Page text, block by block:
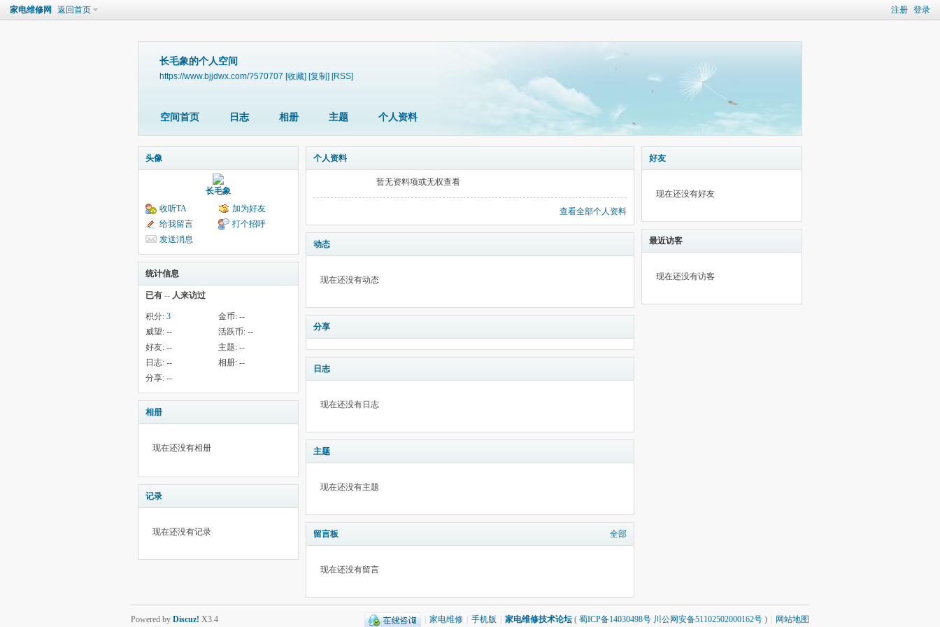
注册 登录
家电维修网 返回首页
长毛象的个人空间
https://www.bjjdwx.com/?570707 [收藏] [复制] [RSS]
空间首页 日志 相册 主题 个人资料
头像
长毛象
收听TA
加为好友
给我留言
打个招呼
发送消息
统计信息
已有 -- 人来访过
积分: 3 金币: --
威望: -- 活跃币: --
好友: -- 主题: --
日志: -- 相册: --
分享: --
相册
现在还没有相册
记录
现在还没有记录
个人资料
暂无资料项或无权查看
查看全部个人资料
动态
现在还没有动态
分享
日志
现在还没有日志
主题
现在还没有主题
留言板 全部
现在还没有留言
好友
现在还没有好友
最近访客
现在还没有访客
家电维修 手机版 家电维修技术论坛 ( 蜀ICP备14030498号 川公网安备51102502000162号 ) 网站地图
Powered by Discuz! X3.4